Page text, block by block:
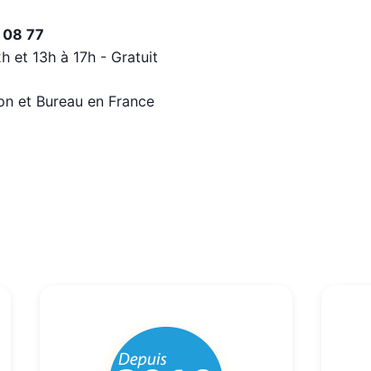
77
et 13h à 17h - Gratuit
et Bureau en France